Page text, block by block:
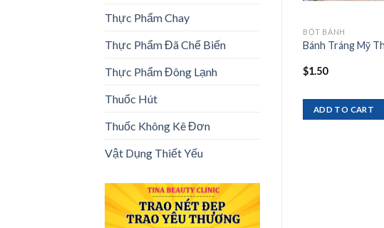
Thực Phẩm Chay
Thực Phẩm Đã Chế Biến
Thực Phẩm Đông Lạnh
Thuốc Hút
Thuốc Không Kê Đơn
Vật Dụng Thiết Yếu
BỘT BÁNH
Bánh Tráng Mỹ
$1.50
ADD TO CART
Bột Bánh Quẩy HX
$1.70